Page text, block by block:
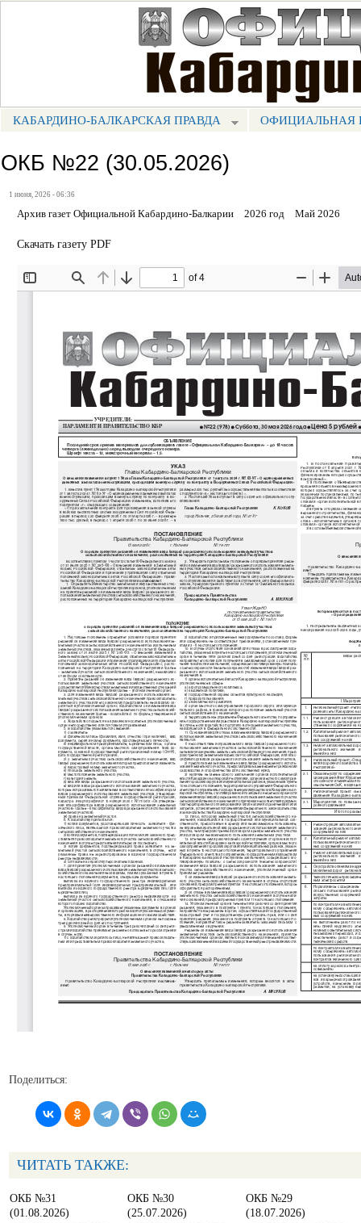
МЕНЮ КБП
КАБАРДИНО-БАЛКАРСКАЯ ПРАВДА ОФИЦИАЛЬНАЯ
ОКБ №22 (30.05.2026)
1 июня, 2026 - 06:36
Архив газет Официальной Кабардино-Балкарии 2026 год Май 2026
Скачать газету PDF
Поделиться:
ЧИТАТЬ ТАКЖЕ:
ОКБ №31
(01.08.2026)
ОКБ №30
(25.07.2026)
ОКБ №29
(18.07.2026)